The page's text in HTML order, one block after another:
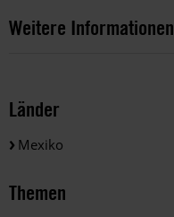
Weitere Informationen
Länder
Mexiko
Themen